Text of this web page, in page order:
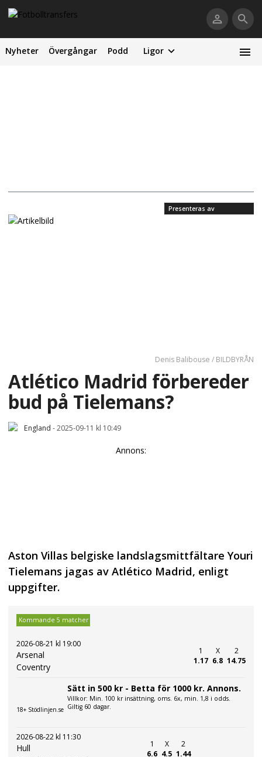
Nyheter Övergångar Podd Ligor
Presenteras av
Denis Balibouse / BILDBYRÅN
Atlético Madrid förbereder
bud på Tielemans?
England -2025-09-11 kl 10:49
Annons:
Aston Villas belgiske landslagsmittfältare Youri
Tielemans jagas av Atlético Madrid, enligt
uppgifter.
Kommande 5 matcher
2026-08-21 kl 19:00
Arsenal
Coventry
1
1.17
X
6.8
2
14.75
18+ Stödlinjen.se
Sätt in 500 kr - Betta för 1000 kr. Annons.
Villkor: Min. 100 kr insättning, oms. 6x, min. 1,8 i odds.
Giltig 60 dagar.
2026-08-22 kl 11:30
Hull
1
6.6
X
4.5
2
1.44